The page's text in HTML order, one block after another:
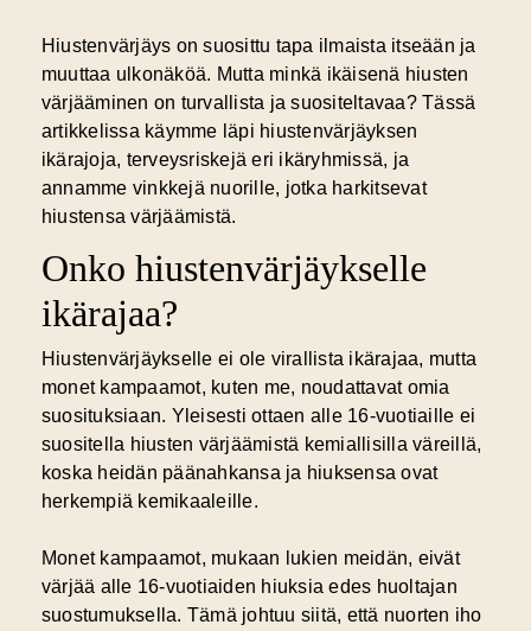
Hiustenvärjäys on suosittu tapa ilmaista itseään ja
muuttaa ulkonäköä. Mutta minkä ikäisenä hiusten
värjääminen on turvallista ja suositeltavaa? Tässä
artikkelissa käymme läpi hiustenvärjäyksen
ikärajoja, terveysriskejä eri ikäryhmissä, ja
annamme vinkkejä nuorille, jotka harkitsevat
hiustensa värjäämistä.
Onko hiustenvärjäykselle
ikärajaa?
Hiustenvärjäykselle ei ole virallista ikärajaa, mutta
monet kampaamot, kuten me, noudattavat omia
suosituksiaan. Yleisesti ottaen alle 16-vuotiaille ei
suositella hiusten värjäämistä kemiallisilla väreillä,
koska heidän päänahkansa ja hiuksensa ovat
herkempiä kemikaaleille.
Monet kampaamot, mukaan lukien meidän, eivät
värjää alle 16-vuotiaiden hiuksia edes huoltajan
suostumuksella. Tämä johtuu siitä, että nuorten iho